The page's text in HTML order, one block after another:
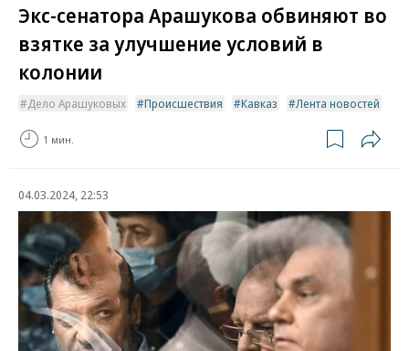
Экс-сенатора Арашукова обвиняют во
взятке за улучшение условий в
колонии
Дело Арашуковых Происшествия Кавказ Лента новостей
1 мин.
04.03.2024, 22:53